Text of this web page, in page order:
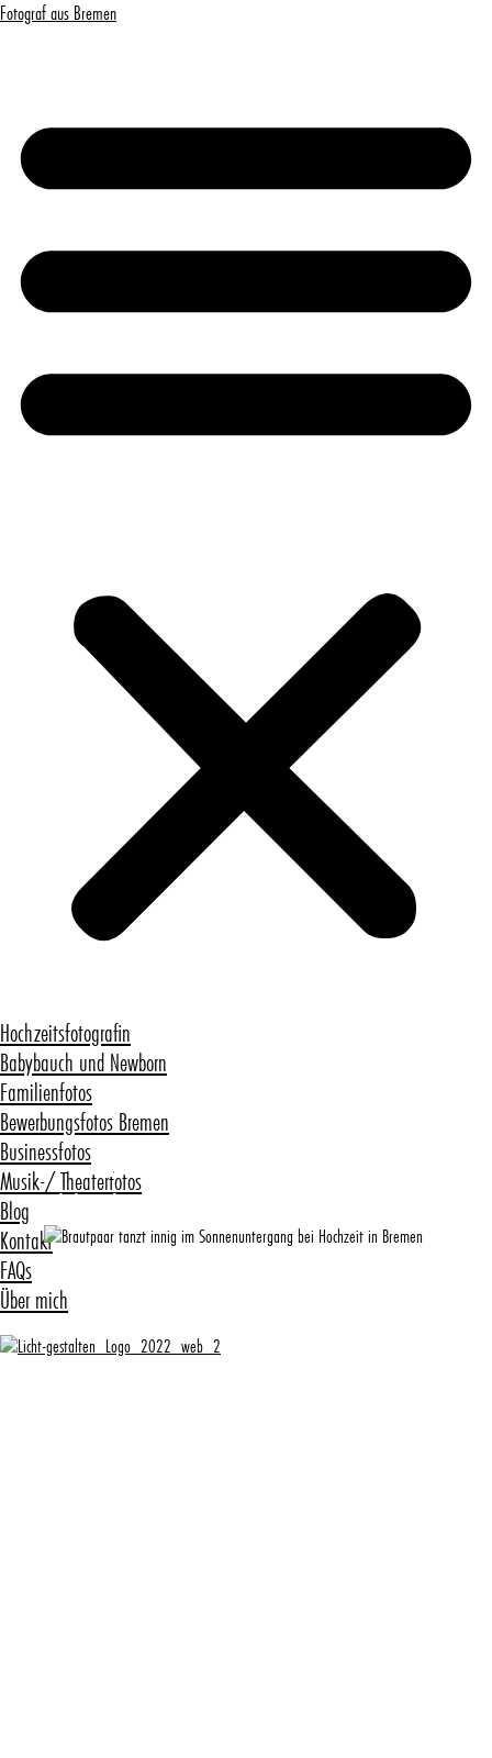
Fotograf aus Bremen
Hochzeitsfotografin
Babybauch und Newborn
Familienfotos
Bewerbungsfotos Bremen
Businessfotos
Musik-/ Theaterfotos
Blog
Kontakt
FAQs
Über mich
Hochzeitsfotograf Bremen
lebendige und ­unvergessliche Reportagen